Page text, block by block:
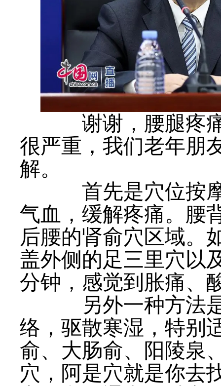
谢谢，腰腿疼痛
很严重，我们老年朋
解。
首先是穴位按摩
气血，缓解疼痛。腰
后腰的肾俞穴区域。
盖外侧的足三里穴以
分钟，感觉到胀痛、
另外一种方法是
络，驱散寒湿，特别
俞、大肠俞、阳陵泉
穴，阿是穴就是你去